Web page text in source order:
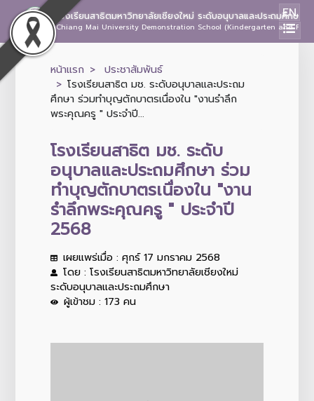
โรงเรียนสาธิตมหาวิทยาลัยเชียงใหม่ ระดับอนุบาลและประถมศึกษา
Chiang Mai University Demonstration School (Kindergarten and
EN
หน้าแรก
ประชาสัมพันธ์
โรงเรียนสาธิต มช. ระดับอนุบาลและประถม
ศึกษา ร่วมทำบุญตักบาตรเนื่องใน "งานรำลึก
พระคุณครู " ประจำปี...
โรงเรียนสาธิต มช. ระดับ
อนุบาลและประถมศึกษา ร่วม
ทำบุญตักบาตรเนื่องใน "งาน
รำลึกพระคุณครู " ประจำปี
2568
เผยแพร่เมื่อ : ศุกร์ 17 มกราคม 2568
โดย : โรงเรียนสาธิตมหาวิทยาลัยเชียงใหม่
ระดับอนุบาลและประถมศึกษา
ผู้เข้าชม : 173 คน